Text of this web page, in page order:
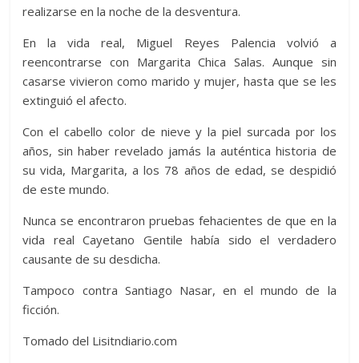
realizarse en la noche de la desventura.
En la vida real, Miguel Reyes Palencia volvió a
reencontrarse con Margarita Chica Salas. Aunque sin
casarse vivieron como marido y mujer, hasta que se les
extinguió el afecto.
Con el cabello color de nieve y la piel surcada por los
años, sin haber revelado jamás la auténtica historia de
su vida, Margarita, a los 78 años de edad, se despidió
de este mundo.
Nunca se encontraron pruebas fehacientes de que en la
vida real Cayetano Gentile había sido el verdadero
causante de su desdicha.
Tampoco contra Santiago Nasar, en el mundo de la
ficción.
Tomado del Lisitndiario.com